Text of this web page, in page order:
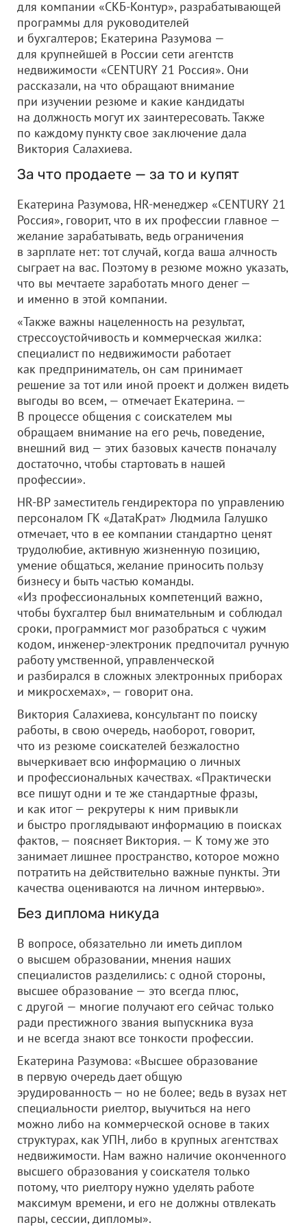
для компании «СКБ-Контур», разрабатывающей
программы для руководителей
и бухгалтеров; Екатерина Разумова —
для крупнейшей в России сети агентств
недвижимости «CENTURY 21 Россия». Они
рассказали, на что обращают внимание
при изучении резюме и какие кандидаты
на должность могут их заинтересовать. Также
по каждому пункту свое заключение дала
Виктория Салахиева.
За что продаете — за то и купят
Екатерина Разумова, HR-менеджер «CENTURY 21
Россия», говорит, что в их профессии главное —
желание зарабатывать, ведь ограничения
в зарплате нет: тот случай, когда ваша алчность
сыграет на вас. Поэтому в резюме можно указать,
что вы мечтаете заработать много денег —
и именно в этой компании.
«Также важны нацеленность на результат,
стрессоустойчивость и коммерческая жилка:
специалист по недвижимости работает
как предприниматель, он сам принимает
решение за тот или иной проект и должен видеть
выгоды во всем, — отмечает Екатерина. —
В процессе общения с соискателем мы
обращаем внимание на его речь, поведение,
внешний вид — этих базовых качеств поначалу
достаточно, чтобы стартовать в нашей
профессии».
HR-BP заместитель гендиректора по управлению
персоналом ГК «ДатаКрат» Людмила Галушко
отмечает, что в ее компании стандартно ценят
трудолюбие, активную жизненную позицию,
умение общаться, желание приносить пользу
бизнесу и быть частью команды.
«Из профессиональных компетенций важно,
чтобы бухгалтер был внимательным и соблюдал
сроки, программист мог разобраться с чужим
кодом, инженер-электроник предпочитал ручную
работу умственной, управленческой
и разбирался в сложных электронных приборах
и микросхемах», — говорит она.
Виктория Салахиева, консультант по поиску
работы, в свою очередь, наоборот, говорит,
что из резюме соискателей безжалостно
вычеркивает всю информацию о личных
и профессиональных качествах. «Практически
все пишут одни и те же стандартные фразы,
и как итог — рекрутеры к ним привыкли
и быстро проглядывают информацию в поисках
фактов, — поясняет Виктория. — К тому же это
занимает лишнее пространство, которое можно
потратить на действительно важные пункты. Эти
качества оцениваются на личном интервью».
Без диплома никуда
В вопросе, обязательно ли иметь диплом
о высшем образовании, мнения наших
специалистов разделились: с одной стороны,
высшее образование — это всегда плюс,
с другой — многие получают его сейчас только
ради престижного звания выпускника вуза
и не всегда знают все тонкости профессии.
Екатерина Разумова: «Высшее образование
в первую очередь дает общую
эрудированность — но не более; ведь в вузах нет
специальности риелтор, выучиться на него
можно либо на коммерческой основе в таких
структурах, как УПН, либо в крупных агентствах
недвижимости. Нам важно наличие оконченного
высшего образования у соискателя только
потому, что риелтору нужно уделять работе
максимум времени, и его не должны отвлекать
пары, сессии, дипломы».